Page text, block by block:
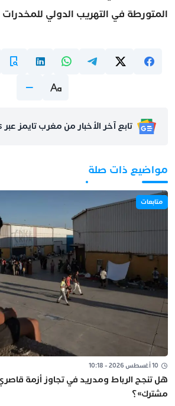
المتورطة في التهريب الدولي للمخدرات
تابع آخر الأخبار من مغرب تايمز عبر Google News
مواضيع ذات صلة
متابعات
10 أغسطس 2026 - 10:18
هل تنجح الرباط ومدريد في تجاوز أزمة
مشترك»؟